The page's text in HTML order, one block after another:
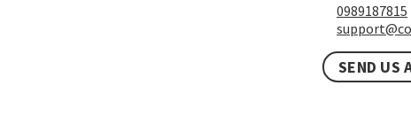
0989187815
SEND US